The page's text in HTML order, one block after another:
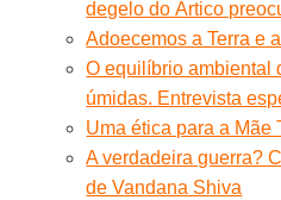
degelo do Ártico
Adoecemos a Terra e
O equilíbrio ambiental
úmidas. Entrevista
Uma ética para a Mãe
A verdadeira guerra?
de Vandana Shiva